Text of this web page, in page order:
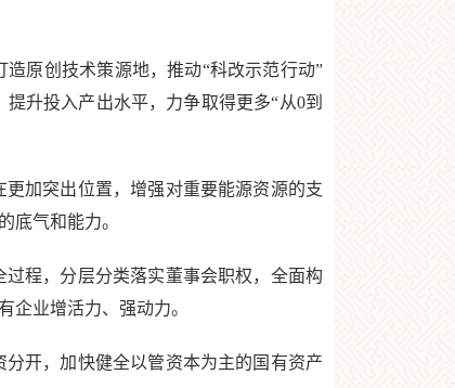
原创技术策源地，推动“科改示范行动”
升投入产出水平，力争取得更多“从0到
加突出位置，增强对重要能源资源的支
底气和能力。
程，分层分类落实董事会职权，全面构
企业增活力、强动力。
开，加快健全以管资本为主的国有资产